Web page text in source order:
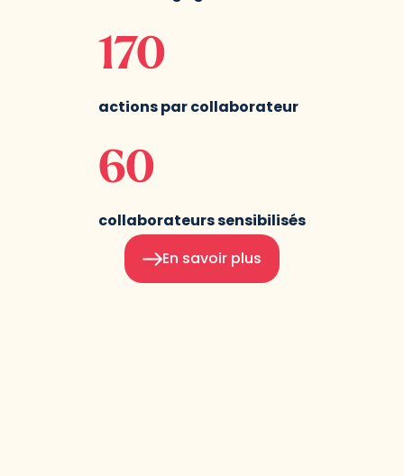
170
actions par collaborateur
60
collaborateurs sensibilisés
En savoir plus